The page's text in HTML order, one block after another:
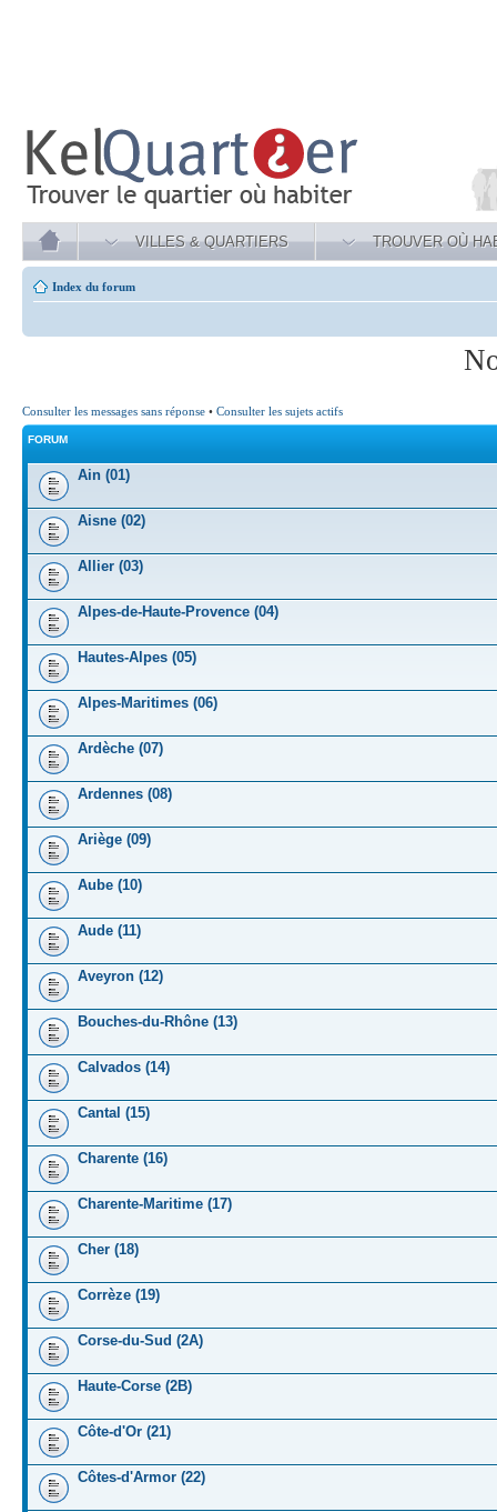
VILLES & QUARTIERS TROUVER OÙ
Index du forum
Consulter les messages sans réponse • Consulter les sujets actifs
FORUM
Ain (01)
Aisne (02)
Allier (03)
Alpes-de-Haute-Provence (04)
Hautes-Alpes (05)
Alpes-Maritimes (06)
Ardèche (07)
Ardennes (08)
Ariège (09)
Aube (10)
Aude (11)
Aveyron (12)
Bouches-du-Rhône (13)
Calvados (14)
Cantal (15)
Charente (16)
Charente-Maritime (17)
Cher (18)
Corrèze (19)
Corse-du-Sud (2A)
Haute-Corse (2B)
Côte-d'Or (21)
Côtes-d'Armor (22)